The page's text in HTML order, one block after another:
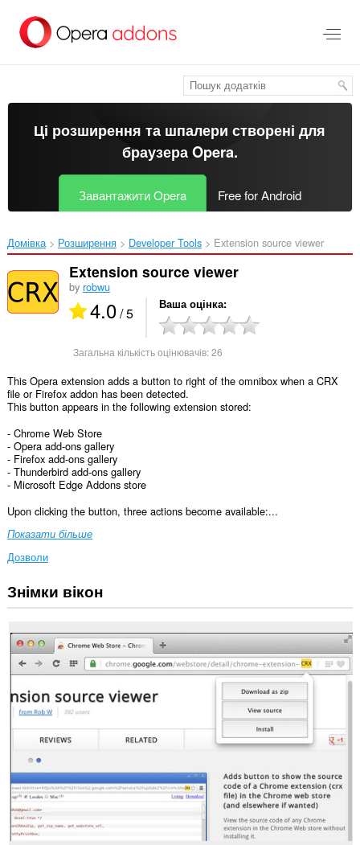
основного
Ці розширення та шпалери створені для
браузера Opera.
Завантажити Opera Free for Android
Домівка Розширення Developer Tools Extension source viewer‎
Extension source viewer
by robwu
4.0/ 5 Ваша оцінка
Загальна кількість оцінювачів:26
This Opera extension adds a button to right of the omnibox when a CRX
file or Firefox addon has been detected.
This button appears in the following extension stored:
- Chrome Web Store
- Opera add-ons gallery
- Firefox add-ons gallery
- Thunderbird add-ons gallery
- Microsoft Edge Addons store
Upon clicking the button, three actions become available:...
Показати більше
Дозволи
Це
розширення
отримувати
доступ
до
ваших
на
усіх
сайтах.
розширення
може
отримувати
доступ
до
ваших
даних
Знімки вікон